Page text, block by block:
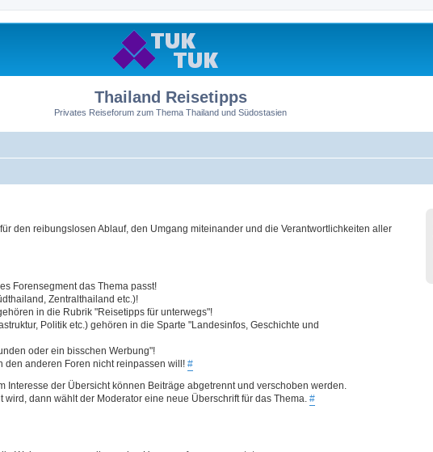
Thailand Reisetipps
Privates Reiseforum zum Thema Thailand und Südostasien
den reibungslosen Ablauf, den Umgang miteinander und die Verantwortlichkeiten aller
Forensegment das Thema passt!
Zentralthailand etc.)!
in die Rubrik "Reisetipps für unterwegs"!
Politik etc.) gehören in die Sparte "Landesinfos, Geschichte und
oder ein bisschen Werbung"!
den anderen Foren nicht reinpassen will! #
Interesse der Übersicht können Beiträge abgetrennt und verschoben werden.
dann wählt der Moderator eine neue Überschrift für das Thema. #